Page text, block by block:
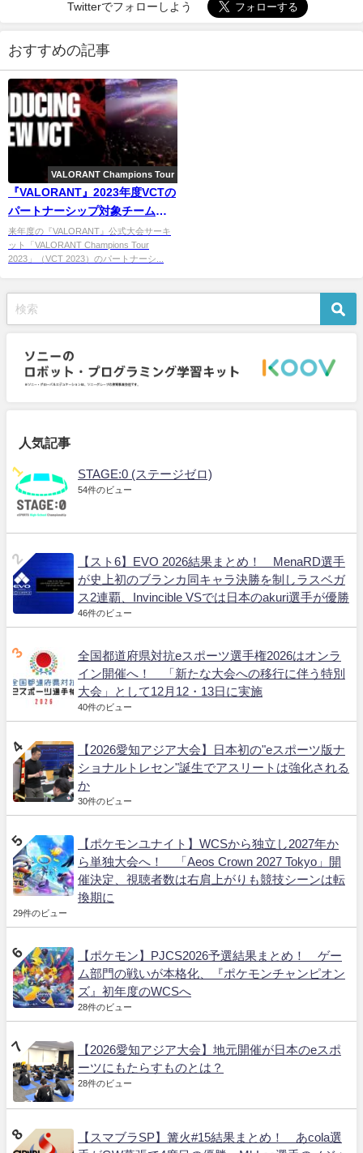
Twitterでフォローしよう
おすすめの記事
VALORANT Champions Tour
『VALORANT』2023年度VCTの
パートナーシップ対象チームが
発表。落選チームは具体的にど
うなるのか？ 来年度フォーマ
ットを解説
来年度の『VALORANT』公式大会サーキ
ット「VALORANT Champions Tour
2023」（VCT 2023）のパートナーシ...
人気記事
STAGE:0 (ステージゼロ)
54件のビュー
【スト6】EVO 2026結果まとめ！ MenaRD選手
が史上初のブランカ同キャラ決勝を制しラスベガ
ス2連覇、Invincible VSでは日本のakuri選手が優勝
46件のビュー
全国都道府県対抗eスポーツ選手権2026はオンラ
イン開催へ！ 「新たな大会への移行に伴う特別
大会」として12月12・13日に実施
40件のビュー
【2026愛知アジア大会】日本初の"eスポーツ版ナ
ショナルトレセン"誕生でアスリートは強化される
か
30件のビュー
【ポケモンユナイト】WCSから独立し2027年か
ら単独大会へ！ 「Aeos Crown 2027 Tokyo」開
催決定、視聴者数は右肩上がりも競技シーンは転
換期に
29件のビュー
【ポケモン】PJCS2026予選結果まとめ！ ゲー
ム部門の戦いが本格化、『ポケモンチャンピオン
ズ』初年度のWCSへ
28件のビュー
【2026愛知アジア大会】地元開催が日本のeスポ
ーツにもたらすものとは？
28件のビュー
【スマブラSP】篝火#15結果まとめ！ あcola選